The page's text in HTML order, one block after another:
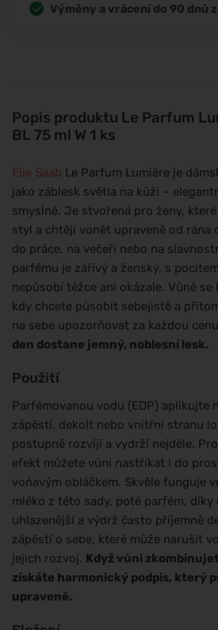
Popis produktu Le Parfum
BL 75 ml W 1 ks
Elie Saab Le Parfum Lumière je
jako záblesk světla na kůži –
smyslně. Je stvořená pro ženy,
styl a chtějí vonět upraveně od rána
do práce, na večeři nebo na
parfému je zářivý a ženský, s
nepůsobí těžce ani okázale. Vůně
kdy chcete působit sebejistě a
na sebe upozorňovat za každou
den dostane jemný, noblesní lesk.
Použití
Parfémovanou vodu (EDP) aplikujte
zápěstí, dekolt nebo vnitřní stranu
postupně rozvíjí a vydrží nejdéle.
efekt můžete vůni nastříkat i do
voňavým obláčkem. Skvěle funguje
mléko z této sady, poté parfém, díky
uhlazenější a výdrž často příjemně
zápěstí o sebe, které může narušit
jejich rozvoj. Když vůni
získáte harmonický podpis, který
upraveně.
Výměny a vrácení do 90 dnů